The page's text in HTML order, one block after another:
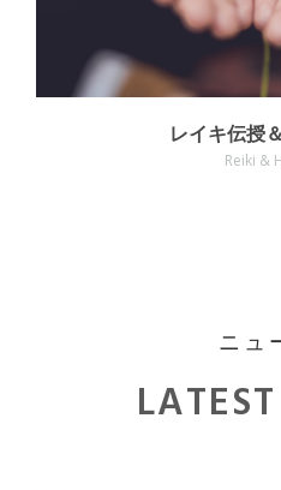
レイキ伝授
Reiki &
ニュ